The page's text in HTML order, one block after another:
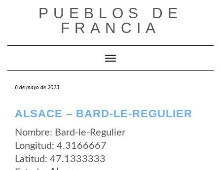
PUEBLOS DE
FRANCIA
Cambiar modo de navegación
8 de mayo de 2023
ALSACE – BARD-LE-REGULIER
Nombre: Bard-le-Regulier
Longitud: 4.3166667
Latitud: 47.1333333